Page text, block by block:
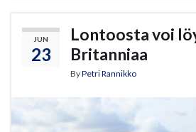
JUN
23
Lontoosta voi
Britanniaa
ByPetri Rannikko